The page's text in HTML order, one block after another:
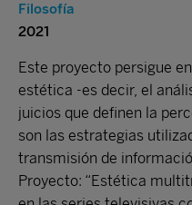
Filosofía
2021
Este proyecto persigue
estética -es decir, el
juicios que definen la
son las estrategias
transmisión de
Proyecto: “Estética